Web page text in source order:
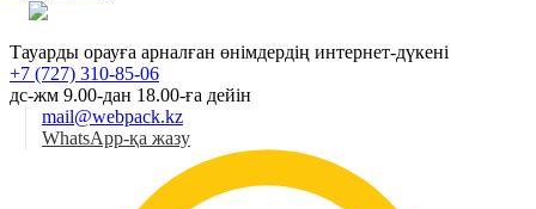
Тауарды орауға арналған өнімдердің интернет-дүкені
+7 (727) 310-85-06
дс-жм 9.00-дан 18.00-ға дейін
mail@webpack.kz
WhatsApp-қа жазу